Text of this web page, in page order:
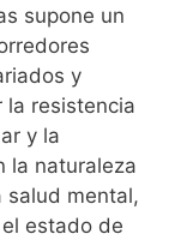
supone un
‌y
la resistencia
y la
la naturaleza
⁣salud mental,
estado de